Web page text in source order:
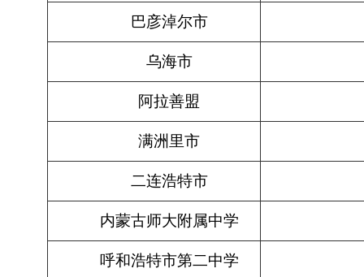
巴彦淖尔市
乌海市
阿拉善盟
满洲里市
二连浩特市
内蒙古师大附属中学
呼和浩特市第二中学